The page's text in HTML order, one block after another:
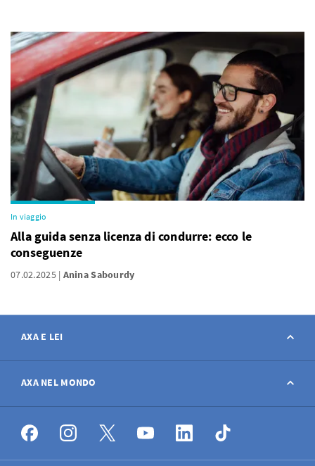
In viaggio
Alla guida senza licenza di condurre: ecco le
conseguenze
07.02.2025 Anina Sabourdy
AXA E LEI
Contatto
Avviso sinistro
Offerte di lavoro
AXA NEL MONDO
AXA nel mondo